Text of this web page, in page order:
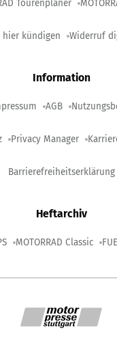
Tourenplaner
kündigen Widerruf
Information
AGB
Privacy Manager
Barrierefreiheitserklärung
Heftarchiv
MOTORRAD Classic